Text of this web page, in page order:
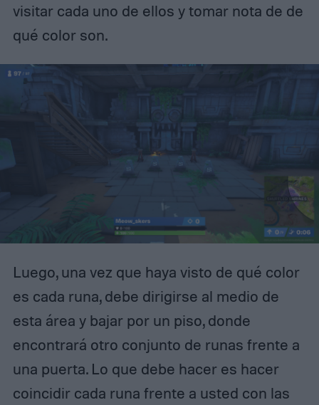
visitar cada uno de ellos y tomar nota de de
qué color son.
Luego, una vez que haya visto de qué color
es cada runa, debe dirigirse al medio de
esta área y bajar por un piso, donde
encontrará otro conjunto de runas frente a
una puerta. Lo que debe hacer es hacer
coincidir cada runa frente a usted con las